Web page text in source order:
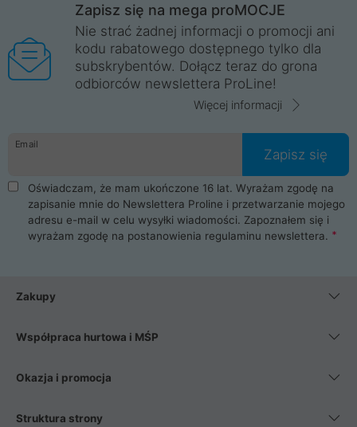
Wrocław, Poznań, Legnica, Katowice, Gliwice, Kalisz, Bytom,
Trzebnica, Opole. Szybka i profesjonalna obsługa!
ProLine to polska firma ze 100% polskim kapitałem. Działamy
legalnie i płacimy podatki w naszym kraju! Posiadamy siedzibę
główną w Mirkowie oraz salony na terenie kraju. Cała
komunikacja ze sklepem komputerowym ProLine jest
danych osobowych. Dlatego zakup notebooka albo laptopa w
ProLine to czysta przyjemność i pełne bezpieczeństwo.
Zaopatrzysz się u nas w akcesoria i części komputerowe
takie jak procesory, karty graficzne, płyty główne, pamięci,
dyski SSD, M.2 oraz HDD. Nasi pracownicy pomogą Ci wybrać
najlepszy zasilacz komputerowy oraz obudowę do komputera.
Poza komputerami mamy również najlepsze na rynku
Smartfony takich producentów jak Xiaomi, Apple, Samsung i
wentylatory. Na koniec mając już to wszystko, możesz
Zapisz się na mega proMOCJE
Nie strać żadnej informacji o promocji ani
kodu rabatowego dostępnego tylko dla
subskrybentów. Dołącz teraz do grona
odbiorców newslettera ProLine!
Więcej informacji
Email
Zapisz się
Oświadczam, że mam ukończone 16 lat. Wyrażam zgodę na
zapisanie mnie do Newslettera Proline i przetwarzanie mojego
adresu e-mail w celu wysyłki wiadomości. Zapoznałem się i
wyrażam zgodę na postanowienia regulaminu newslettera.
Zakupy
Współpraca hurtowa i MŚP
Okazja i promocja
Struktura strony